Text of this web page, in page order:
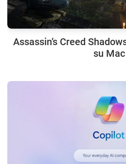
Assassin’s Creed
su Mac